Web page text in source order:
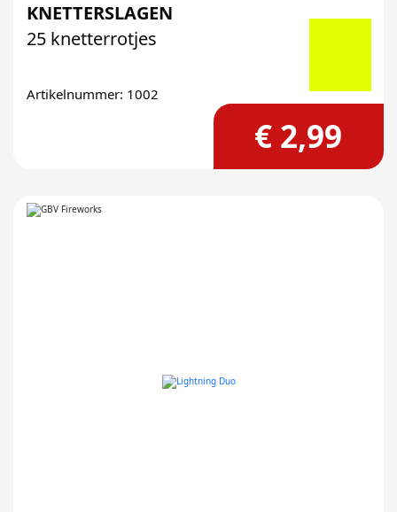
KNETTERSLAGEN
25 knetterrotjes
Artikelnummer: 1002
€ 2,99